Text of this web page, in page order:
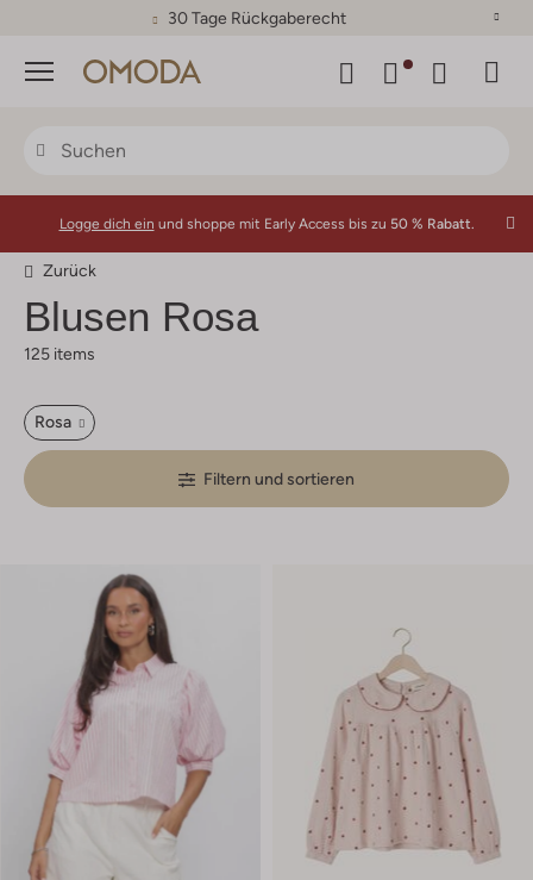
30 Tage Rückgaberecht
Menü
Logge dich ein und shoppe mit Early Access bis zu 50 % Rabatt.
Zurück
Blusen Rosa
125 items
Rosa
Filtern und sortieren